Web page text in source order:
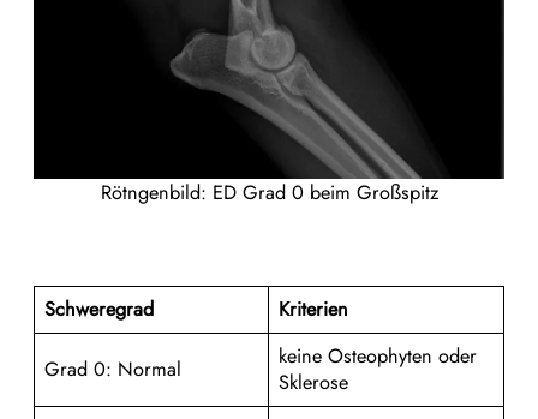
Rötngenbild: ED Grad 0 beim Großspitz
Schweregrad Kriterien
Grad 0: Normal
keine Osteophyten oder
Sklerose